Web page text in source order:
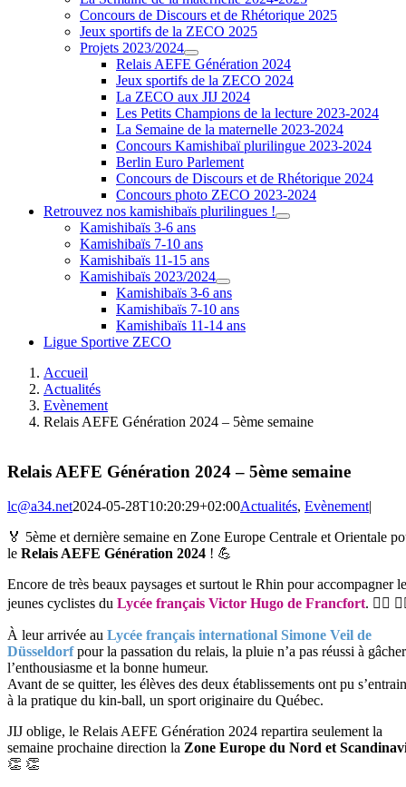
Concours de Discours et de Rhétorique 2025
Jeux sportifs de la ZECO 2025
Projets 2023/2024
Relais AEFE Génération 2024
Jeux sportifs de la ZECO 2024
La ZECO aux JIJ 2024
Les Petits Champions de la lecture 2023-2024
La Semaine de la maternelle 2023-2024
Concours Kamishibaï plurilingue 2023-2024
Berlin Euro Parlement
Concours de Discours et de Rhétorique 2024
Concours photo ZECO 2023-2024
Retrouvez nos kamishibaïs plurilingues !
Kamishibaïs 3-6 ans
Kamishibaïs 7-10 ans
Kamishibaïs 11-15 ans
Kamishibaïs 2023/2024
Kamishibaïs 3-6 ans
Kamishibaïs 7-10 ans
Kamishibaïs 11-14 ans
Ligue Sportive ZECO
Accueil
Actualités
Evènement
Relais AEFE Génération 2024 – 5ème semaine
Relais AEFE Génération 2024 – 5ème semaine
lc@a34.net2024-05-28T10:20:29+02:00Actualités, Evènement|
🏅 5ème et dernière semaine en Zone Europe Centrale et Orientale
le Relais AEFE Génération 2024 ! 💪
Encore de très beaux paysages et surtout le Rhin pour accompagner
jeunes cyclistes du Lycée français Victor Hugo de Francfort. 🚴‍♂️
À leur arrivée au Lycée français international Simone Veil de
Düsseldorfpour la passation du relais, la pluie n’a pas réussi à gâcher
l’enthousiasme et la bonne humeur.
Avant de se quitter, les élèves des deux établissements ont pu
à la pratique du kin-ball, un sport originaire du Québec.
JIJ oblige, le Relais AEFE Génération 2024 repartira seulement la
semaine prochaine direction la Zone Europe du Nord et
👏 👏